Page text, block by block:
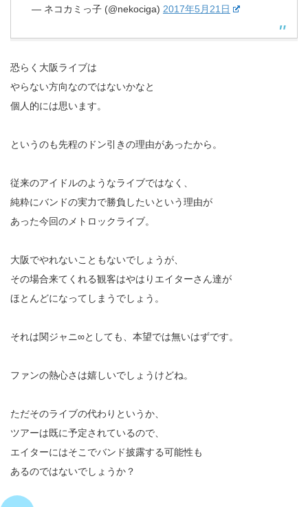
— ネコカミっ子 (@nekociga) 2017年5月21日
恐らく大阪ライブは
やらない方向なのではないかなと
個人的には思います。
というのも先程のドン引きの理由があったから。
従来のアイドルのようなライブではなく、
純粋にバンドの実力で勝負したいという理由が
あった今回のメトロックライブ。
大阪でやれないこともないでしょうが、
その場合来てくれる観客はやはりエイターさん達が
ほとんどになってしまうでしょう。
それは関ジャニ∞としても、本望では無いはずです。
ファンの熱心さは嬉しいでしょうけどね。
ただそのライブの代わりというか、
ツアーは既に予定されているので、
エイターにはそこでバンド披露する可能性も
あるのではないでしょうか？